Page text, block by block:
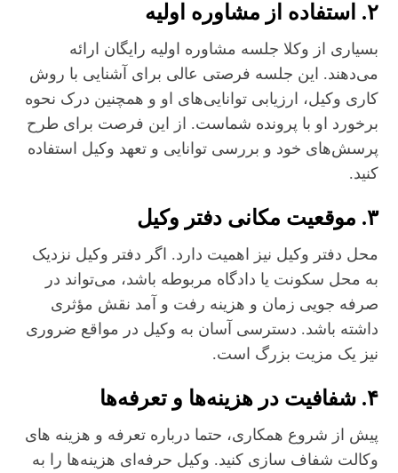
۲. استفاده از مشاوره اولیه
بسیاری از وکلا جلسه مشاوره اولیه رایگان ارائه
می‌دهند. این جلسه فرصتی عالی برای آشنایی با روش
کاری وکیل، ارزیابی توانایی‌های او و همچنین درک نحوه
برخورد او با پرونده شماست. از این فرصت برای طرح
پرسش‌های خود و بررسی توانایی و تعهد وکیل استفاده
کنید.
۳. موقعیت مکانی دفتر وکیل
محل دفتر وکیل نیز اهمیت دارد. اگر دفتر وکیل نزدیک
به محل سکونت یا دادگاه مربوطه باشد، می‌تواند در
صرفه‌ جویی زمان و هزینه رفت‌ و آمد نقش مؤثری
داشته باشد. دسترسی آسان به وکیل در مواقع ضروری
نیز یک مزیت بزرگ است.
۴. شفافیت در هزینه‌ها و تعرفه‌ها
پیش از شروع همکاری، حتما درباره تعرفه و هزینه‌ های
وکالت شفاف‌ سازی کنید. وکیل حرفه‌ای هزینه‌ها را به‌